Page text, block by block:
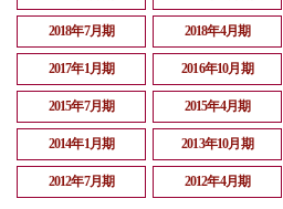
2018年7月期 2018年4月期
2017年1月期 2016年10月期
2015年7月期 2015年4月期
2014年1月期 2013年10月期
2012年7月期 2012年4月期